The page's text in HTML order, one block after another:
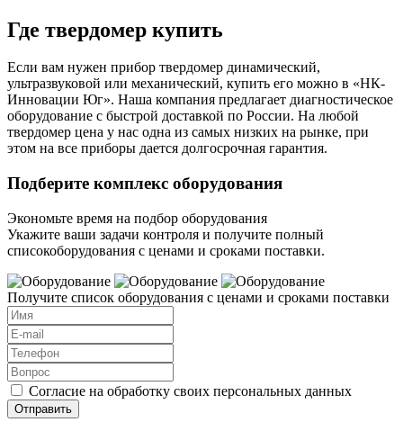
Где твердомер купить
Если вам нужен прибор твердомер динамический,
ультразвуковой или механический, купить его можно в «НК-
Инновации Юг». Наша компания предлагает диагностическое
оборудование с быстрой доставкой по России. На любой
твердомер цена у нас одна из самых низких на рынке, при
этом на все приборы дается долгосрочная гарантия.
Подберите комплекс оборудования
Экономьте время на подбор оборудования
Укажите ваши задачи контроля и получите полный
списокоборудования с ценами и сроками поставки.
Получите список оборудования с ценами и сроками поставки
Согласие на обработку своих персональных данных
Отправить